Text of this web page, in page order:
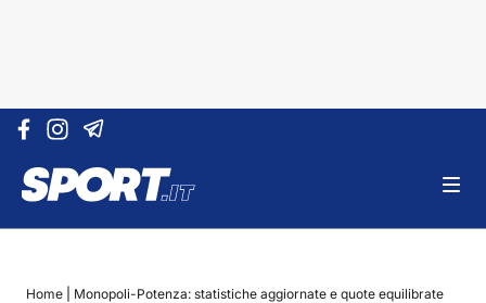
Vai al contenuto
Home Monopoli-Potenza: statistiche aggiornate e quote equilibrate